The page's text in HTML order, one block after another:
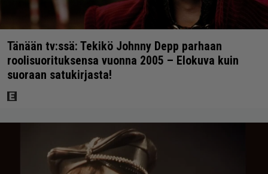
Tänään tv:ssä: Tekikö Johnny Depp parhaan
roolisuorituksensa vuonna 2005 – Elokuva kuin
suoraan satukirjasta!